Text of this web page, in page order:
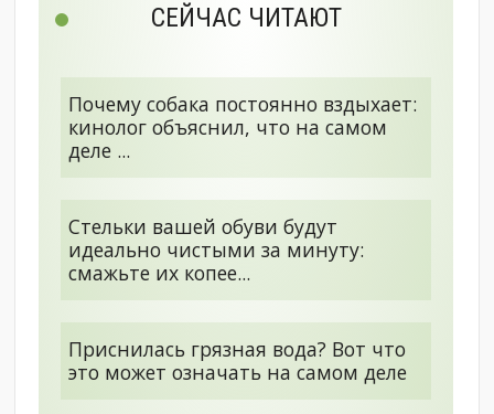
СЕЙЧАС ЧИТАЮТ
Почему собака постоянно вздыхает:
кинолог объяснил, что на самом
деле ...
Стельки вашей обуви будут
идеально чистыми за минуту:
смажьте их копее...
Приснилась грязная вода? Вот что
это может означать на самом деле